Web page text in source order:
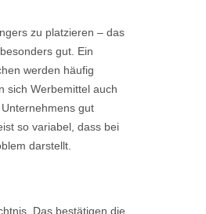
zu platzieren – das
gut. Ein
werden häufig
sich Werbemittel auch
gut
so variabel, dass bei
darstellt.
Das bestätigen die